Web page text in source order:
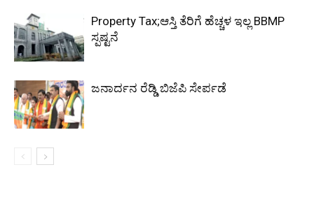
Property Tax;ಆಸ್ತಿ ತೆರಿಗೆ ಹೆಚ್ಚಳ ಇಲ್ಲ BBMP
ಸ್ಪಷ್ಟನೆ
ಜನಾರ್ದನ ರೆಡ್ಡಿ ಬಿಜೆಪಿ ಸೇರ್ಪಡೆ